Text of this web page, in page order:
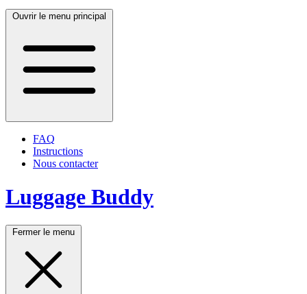
Ouvrir le menu principal
FAQ
Instructions
Nous contacter
Luggage Buddy
Fermer le menu